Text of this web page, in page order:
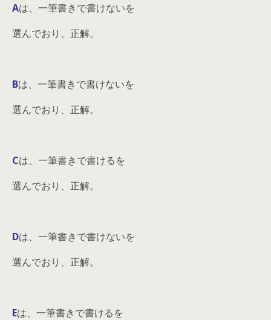
Aは、一筆書きで書けないを
選んでおり、正解。
Bは、一筆書きで書けないを
選んでおり、正解。
Cは、一筆書きで書けるを
選んでおり、正解。
Dは、一筆書きで書けないを
選んでおり、正解。
Eは、一筆書きで書けるを